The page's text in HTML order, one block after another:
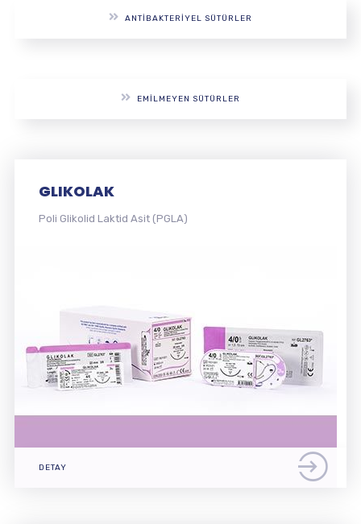
ANTIBAKTERIYEL SÜTÜRLER
EMILMEYEN SÜTÜRLER
FASTSORB
Poli Glikolik Asit (PGA)
DETAY